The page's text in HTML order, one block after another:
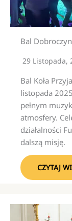
Bal
29 Listopada,
Bal Koła
listopada
pełnym
atmosfery.
działalności
dalszą misję.
CZYTAJ